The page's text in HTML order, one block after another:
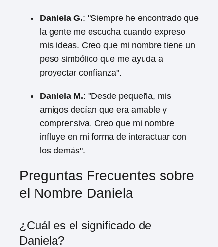
Daniela G.: "Siempre he encontrado que
la gente me escucha cuando expreso
mis ideas. Creo que mi nombre tiene un
peso simbólico que me ayuda a
proyectar confianza".
Daniela M.: "Desde pequeña, mis
amigos decían que era amable y
comprensiva. Creo que mi nombre
influye en mi forma de interactuar con
los demás".
Preguntas Frecuentes sobre
el Nombre Daniela
¿Cuál es el significado de
Daniela?